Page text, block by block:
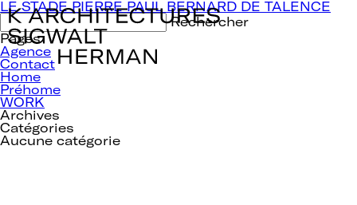
Navigation
de
l’article
LE STADE PIERRE PAUL BERNARD DE TALENCE
Rechercher :
Pages
Agence
Contact
Home
Préhome
WORK
Archives
Catégories
Aucune catégorie